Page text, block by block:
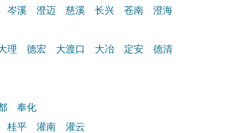
岑溪 澄迈 慈溪 长兴 苍南
澄海
理 德宏 大渡口 大冶 定安
德清
奉化
桂平 灌南 灌云